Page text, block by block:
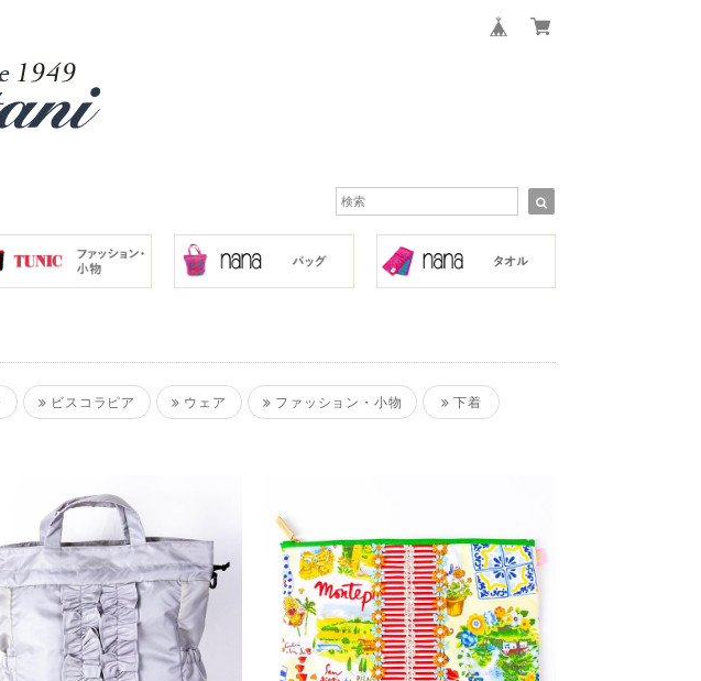
ビスコラピア ウェア ファッション・小物 下着